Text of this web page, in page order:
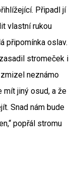
Připadl jí
vlastní rukou
připomínka oslav.
stromeček i
neznámo
mít jiný osud, a že
Snad nám bude
popřál stromu